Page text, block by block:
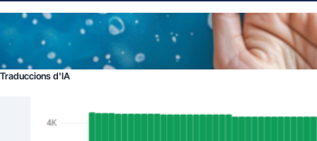
Traduccions d'IA